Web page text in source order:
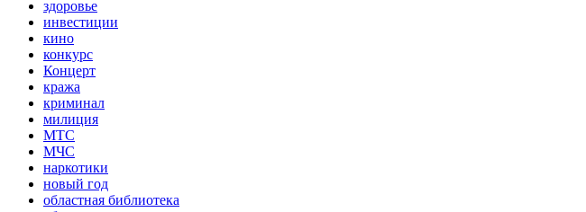
здоровье
инвестиции
кино
конкурс
Концерт
кража
криминал
милиция
МТС
МЧС
наркотики
новый год
областная библиотека